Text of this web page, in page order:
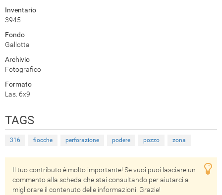
Inventario
3945
Fondo
Gallotta
Archivio
Fotografico
Formato
Las. 6x9
TAGS
316 fiocche perforazione podere pozzo zona
Il tuo contributo è molto importante! Se vuoi puoi lasciare un
commento alla scheda che stai consultando per aiutarci a
migliorare il contenuto delle informazioni. Grazie!